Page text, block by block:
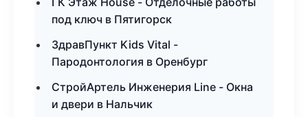
под ключ в Пятигорск
ЗдравПункт Kids Vital -
Пародонтология в Оренбург
СтройАртель Инженерия Line - Окна
и двери в Нальчик